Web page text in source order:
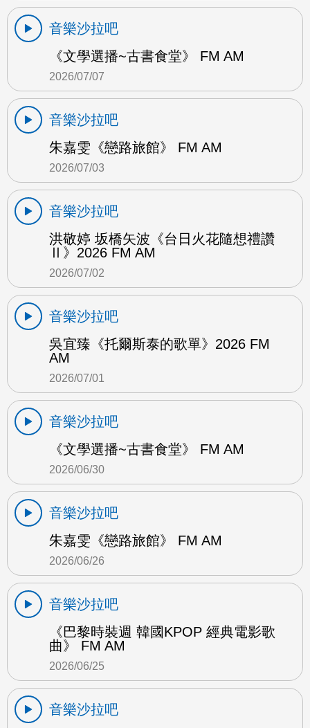
音樂沙拉吧
《文學選播~古書食堂》 FM AM
2026/07/07
音樂沙拉吧
朱嘉雯《戀路旅館》 FM AM
2026/07/03
音樂沙拉吧
洪敬婷 坂橋矢波《台日火花隨想禮讚
Ⅱ》2026 FM AM
2026/07/02
音樂沙拉吧
吳宜臻《托爾斯泰的歌單》2026 FM
AM
2026/07/01
音樂沙拉吧
《文學選播~古書食堂》 FM AM
2026/06/30
音樂沙拉吧
朱嘉雯《戀路旅館》 FM AM
2026/06/26
音樂沙拉吧
《巴黎時裝週 韓國KPOP 經典電影歌
曲》 FM AM
2026/06/25
音樂沙拉吧